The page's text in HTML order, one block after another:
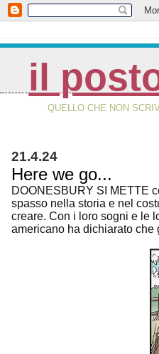
il
QUELLO CHE NON
21.4.24
Here we go...
DOONESBURY SI METTE
spasso nella storia e nel
creare. Con i loro sogni e le
americano ha dichiarato che